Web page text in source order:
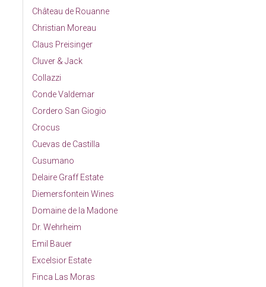
Château de Rouanne
Christian Moreau
Claus Preisinger
Cluver & Jack
Collazzi
Conde Valdemar
Cordero San Giogio
Crocus
Cuevas de Castilla
Cusumano
Delaire Graff Estate
Diemersfontein Wines
Domaine de la Madone
Dr. Wehrheim
Emil Bauer
Excelsior Estate
Finca Las Moras